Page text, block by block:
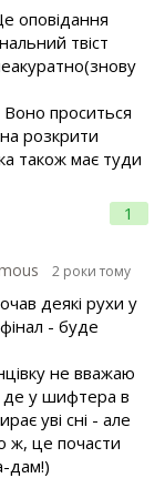
1
оповідання
твіст
проситься
розкрити
також має туди
2 роки тому
деякі рухи у
- буде
не вважаю
де у шифтера в
уві сні - але
ж, це почасти
дам!)